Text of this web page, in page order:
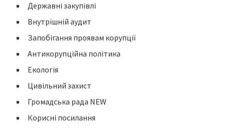
Державні закупівлі
Внутрішній аудит
Запобігання проявам корупції
Антикорупційна політика
Екологія
Цивільний захист
Громадська рада NEW
Корисні посилання